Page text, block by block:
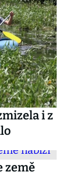
i z
země